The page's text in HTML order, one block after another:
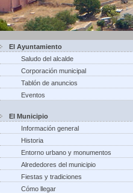
El Ayuntamiento
Saludo del alcalde
Corporación municipal
Tablón de anuncios
Eventos
El Municipio
Información general
Historia
Entorno urbano y monumentos
Alrededores del municipio
Fiestas y tradiciones
Cómo llegar